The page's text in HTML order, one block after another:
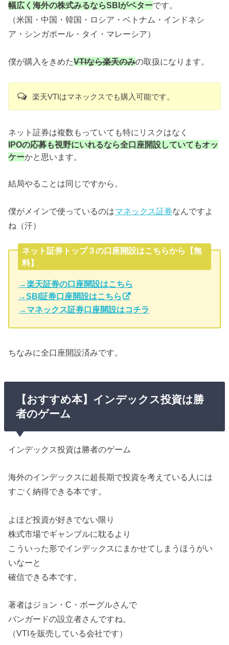
幅広く海外の株式みるならSBIがベターです。
（米国・中国・韓国・ロシア・ベトナム・インドネシ
ア・シンガポール・タイ・マレーシア）
僕が購入をきめたVTIなら楽天のみの取扱になります。
楽天VTIはマネックスでも購入可能です。
ネット証券は複数もっていても特にリスクはなく
IPOの応募も視野にいれるなら全口座開設していてもオッ
ケーかと思います。
結局やることは同じですから。
僕がメインで使っているのはマネックス証券なんですよ
ね（汗）
ネット証券トップ３の口座開設はこちらから【無
料】
→楽天証券の口座開設はこちら
→SBI証券口座開設はこちら
→マネックス証券口座開設はコチラ
ちなみに全口座開設済みです。
【おすすめ本】インデックス投資は勝
者のゲーム
インデックス投資は勝者のゲーム
海外のインデックスに超長期で投資を考えている人には
すごく納得できる本です。
よほど投資が好きでない限り
株式市場でギャンブルに耽るより
こういった形でインデックスにまかせてしまうほうがい
いなーと
確信できる本です。
著者はジョン・C・ボーグルさんで
バンガードの設立者さんですね。
（VTIを販売している会社です）